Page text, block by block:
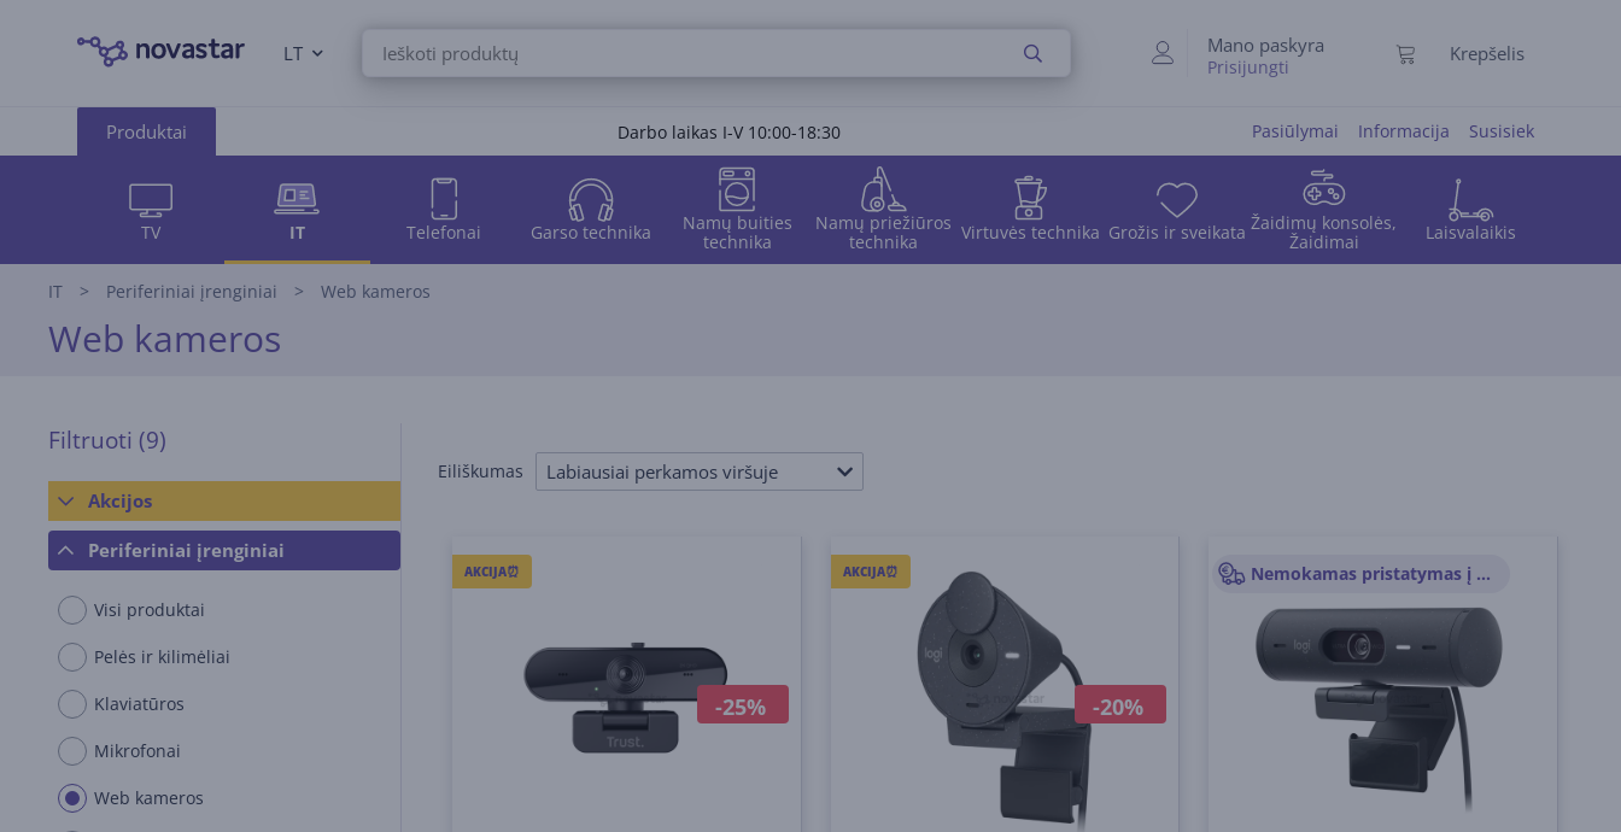
LT Mano paskyra
Prisijungti
Krepšelis
Produktai Darbo laikas I-V 10:00-18:30 Pasiūlymai Informacija Susisiek
TV IT Telefonai Garso technika
Namų buities
technika
Namų priežiūros
technika
Virtuvės technika Grožis ir sveikata Žaidimų konsolės,
Žaidimai
Laisvalaikis
IT Periferiniai įrenginiai Web kameros
Web kameros
Filtruoti (9)
Akcijos
Periferiniai įrenginiai
Visi produktai
Pelės ir kilimėliai
Klaviatūros
Mikrofonai
Web kameros
Eiliškumas Labiausiai perkamos viršuje
AKCIJA⏰
-25%
AKCIJA⏰
-20%
Nemokamas pristatymas į paštomatus